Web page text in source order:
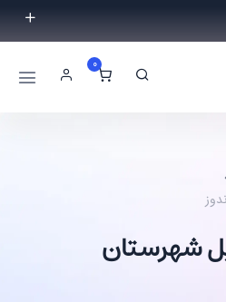
با ما تماس بگیرید.
0
شهرستان